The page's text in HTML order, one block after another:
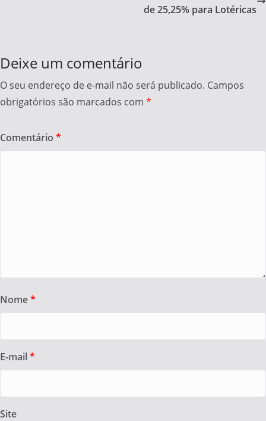
de 25,25% para Lotéricas
Deixe um comentário
O seu endereço de e-mail não será publicado. Campos
obrigatórios são marcados com *
Comentário *
Nome*
E-mail *
Site